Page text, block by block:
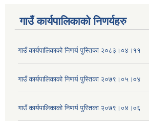
गाउँ कार्यपालिकाकाे निणर्यहरु
गाउँ कार्यपालिकाको निणर्य पुस्तिका २०८३।०४।११
गाउँ कार्यपालिकाको निणर्य पुस्तिका २०७९।०५।०४
गाउँ कार्यपालिकाको निणर्य पुस्तिका २०७९।०४।०६